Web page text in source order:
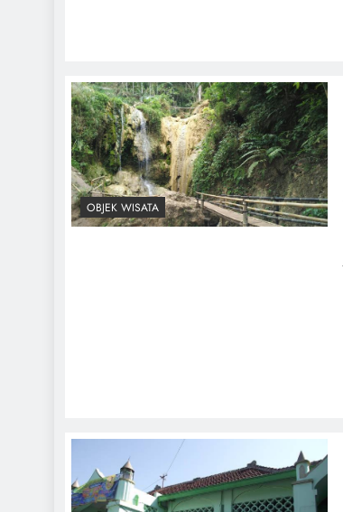
OBJEK WISATA